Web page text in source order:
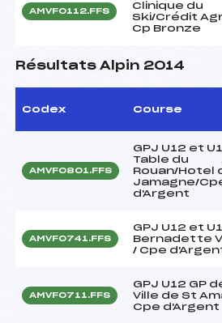
AMVF0112.FFS
Clinique du
Ski/Crédit
Cp Bronze
Résultats Alpin 2014
Codex Course
AMVF0801.FFS
GPJ U12 et
Table du
Rouan/Hotel
Jamagne/
d'Argent
AMVF0741.FFS
GPJ U12 et
Bernadette
/ Cpe
AMVF0711.FFS
GPJ U12 GP
Ville de St
Cpe d'Argent